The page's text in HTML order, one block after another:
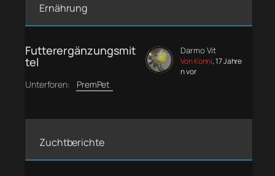
Ernährung
Futterergänzungsmit
tel
Unterforen: PremPet
Darmo Vit
Von Konni, 17 Jahre
n vor
Zuchtberichte